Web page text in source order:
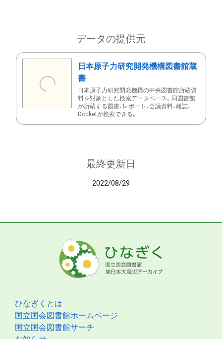
データの提供元
日本原子力研究開発機構図書館蔵
書
日本原子力研究開発機構の中央図書館所蔵資
料を対象とした検索データベース。同図書館
が所蔵する図書、レポート、会議資料、雑誌、
Docketが検索できる。
最終更新日
2022/08/29
ひなぎくとは
国立国会図書館ホームページ
国立国会図書館サーチ